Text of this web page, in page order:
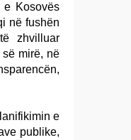
e Kosovës
në fushën
zhvilluar
mirë, në
e
publike,